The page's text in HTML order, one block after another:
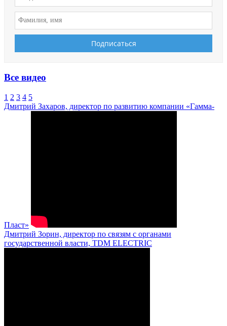
Все видео
1 2 3 4 5
Дмитрий Захаров, директор по развитию компании «Гамма-
Пласт»
Дмитрий Зорин, директор по связям с органами
государственной власти, TDM ELECTRIC